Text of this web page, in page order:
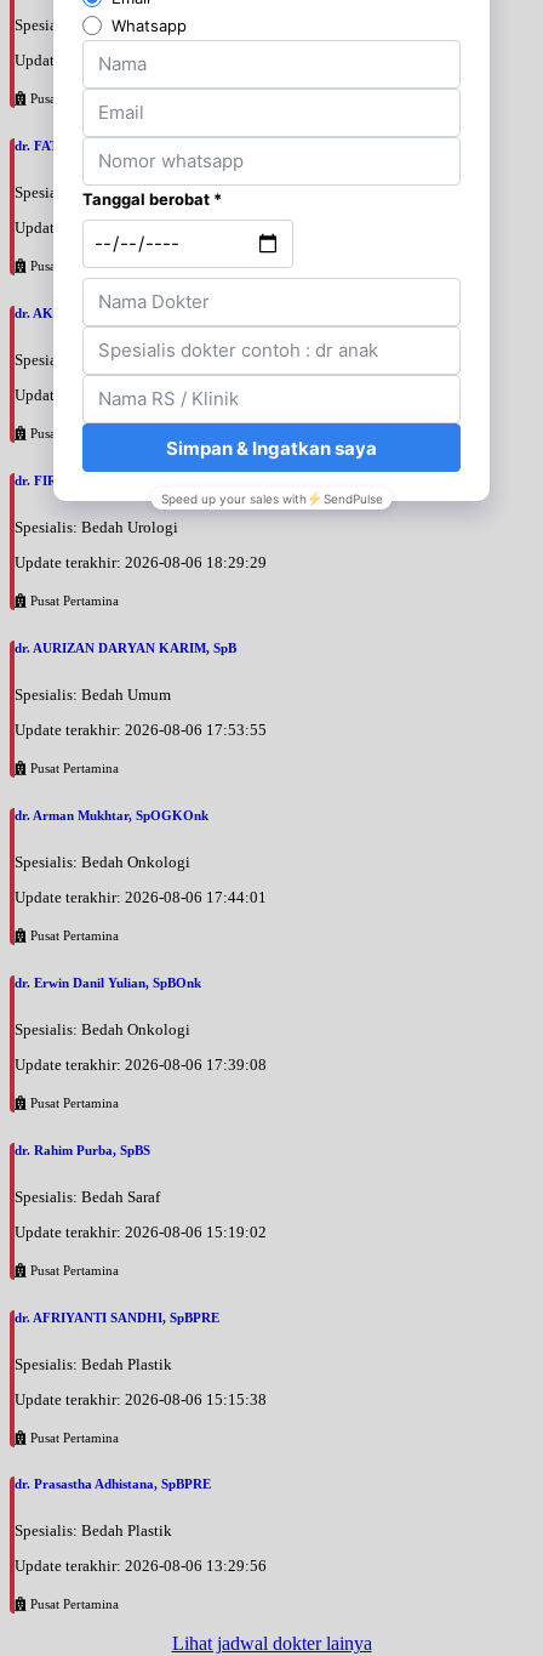
Spesialis: Bedah Urologi
Update terakhir: 2026-08-06 18:46:06
Pusat Pertamina
dr. FATAN ABSHARI, SpU
Spesialis: Bedah Urologi
Update terakhir: 2026-08-06 18:42:13
Pusat Pertamina
dr. AKBARI WAHYUDI KUSUMAH, SpU
Spesialis: Bedah Urologi
Update terakhir: 2026-08-06 18:38:38
Pusat Pertamina
dr. FIRTANTYO ADI SYAHPUTRA, SpU
Spesialis: Bedah Urologi
Update terakhir: 2026-08-06 18:29:29
Pusat Pertamina
dr. AURIZAN DARYAN KARIM, SpB
Spesialis: Bedah Umum
Update terakhir: 2026-08-06 17:53:55
Pusat Pertamina
dr. Arman Mukhtar, SpOGKOnk
Spesialis: Bedah Onkologi
Update terakhir: 2026-08-06 17:44:01
Pusat Pertamina
dr. Erwin Danil Yulian, SpBOnk
Spesialis: Bedah Onkologi
Update terakhir: 2026-08-06 17:39:08
Pusat Pertamina
dr. Rahim Purba, SpBS
Spesialis: Bedah Saraf
Update terakhir: 2026-08-06 15:19:02
Pusat Pertamina
dr. AFRIYANTI SANDHI, SpBPRE
Spesialis: Bedah Plastik
Update terakhir: 2026-08-06 15:15:38
Pusat Pertamina
dr. Prasastha Adhistana, SpBPRE
Spesialis: Bedah Plastik
Update terakhir: 2026-08-06 13:29:56
Pusat Pertamina
Lihat jadwal dokter lainya